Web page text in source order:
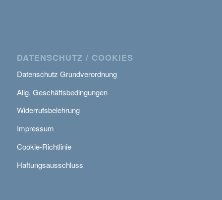
DATENSCHUTZ / COOKIES
Datenschutz Grundverordnung
Allg. Geschäftsbedingungen
Widerrufsbelehrung
Impressum
Cookie-Richtlinie
Haftungsausschluss